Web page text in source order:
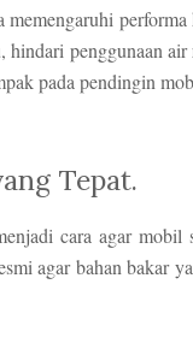
penggunaan
pada pendingin
Tepat.
cara agar
agar bahan bakar